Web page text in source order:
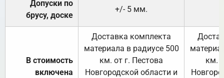
Допуски по
брусу, доске
+/- 5 мм.
В стоимость
включена
Доставка комплекта
материала в радиусе 500
км. от г. Пестова
Новгородской области и
км.